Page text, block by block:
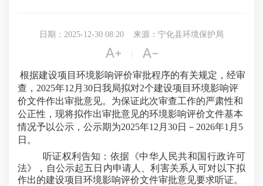
日期：2025-12-30 08:20 来源：宁化县环境保护局
 
根据建设项目环境影响评价审批程序的有关规定，经审
查， 2025年12 月 30日我局拟对2个建设项目环境影响评
价文件作出审批意见。为保证此次审查工作的严肃性和
公正性，现将拟作出审批意见的环境影响评价文件基本
情况予以公示，公示期为2025年12 月 30日－ 2026年1 月 5
日。
听证权利告知：依据《中华人民共和国行政许可
法》，自公示起五日内申请人、利害关系人可对以下拟
作出的建设项目环境影响评价文件审批意见要求听证。